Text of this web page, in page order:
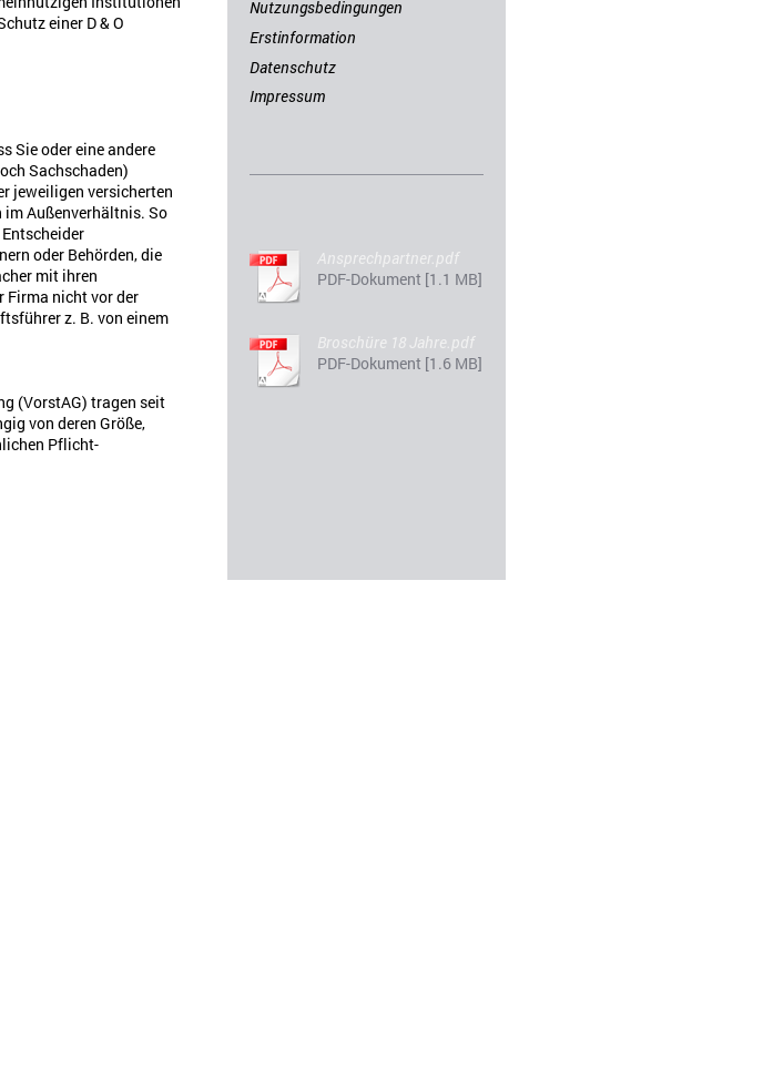
einer D & O
Sie oder eine andere
Sachschaden)
jeweiligen versicherten
Außenverhältnis. So
oder Behörden, die
mit ihren
Firma nicht vor der
z. B. von einem
(VorstAG) tragen seit
von deren Größe,
Pflicht-
Nutzungsbedingungen
Erstinformation
Datenschutz
Impressum
Ansprechpartner.pdf
PDF-Dokument [1.1 MB]
Broschüre 18 Jahre.pdf
PDF-Dokument [1.6 MB]